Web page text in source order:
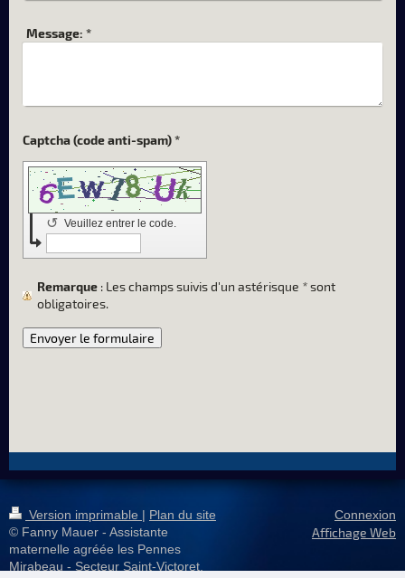
Message: *
Captcha (code anti-spam) *
Veuillez entrer le code.
↺
Remarque : Les champs suivis d'un astérisque *sont
obligatoires.
Version imprimable | Plan du site
© Fanny Mauer - Assistante
maternelle agréée les Pennes
Mirabeau - Secteur Saint-Victoret,
Connexion
Affichage Web